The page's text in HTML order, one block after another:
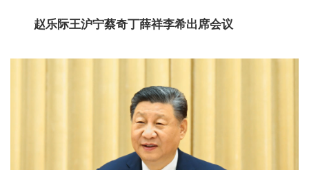
赵乐际王沪宁蔡奇丁薛祥李希出席会议